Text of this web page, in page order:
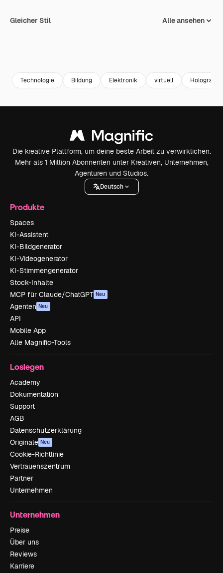
Gleicher Stil Alle ansehen
Technologie Bildung Elektronik virtuell Hologramm
Die kreative Plattform, um deine beste Arbeit zu verwirklichen.
Mehr als 1 Million Abonnenten unter Kreativen, Unternehmen,
Agenturen und Studios.
Deutsch
Produkte
Spaces
KI-Assistent
KI-Bildgenerator
KI-Videogenerator
KI-Stimmengenerator
Stock-Inhalte
MCP für Claude/ChatGPT Neu
Agenten Neu
API
Mobile App
Alle Magnific-Tools
Loslegen
Academy
Dokumentation
Support
AGB
Datenschutzerklärung
Originale Neu
Cookie-Richtlinie
Vertrauenszentrum
Partner
Unternehmen
Unternehmen
Preise
Über uns
Reviews
Karriere